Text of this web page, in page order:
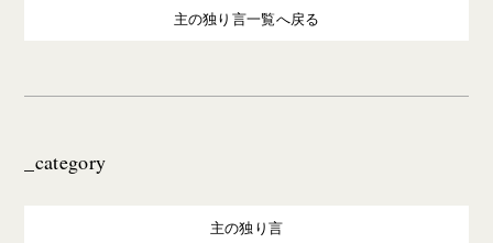
主の独り言一覧へ戻る
_category
主の独り言